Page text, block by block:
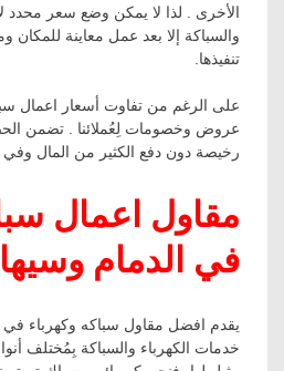
الأخرى . لذا لا يمكن وضع سعر محدد
والسباكة إلا بعد عمل معاينة للمكان
تنفيذها.
على الرغم من تفاوت أسعار اعمال
عروض وخصومات لِعُملائنا . تضمن
رخيصة دون دفع الكثير من المال
مقاول اعمال
في الدمام
يقدم افضل مقاول سباكه وكهرباء في
خدمات الكهرباء والسباكة بِمُختلف